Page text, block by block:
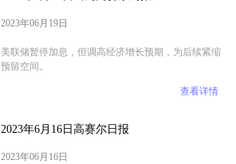
2023年06月19日
​​​​​​​美联储暂停加息，但调高经济增长预期，为后续紧缩
预留空间。
查看详情
2023年6月16日高赛尔日报
2023年06月16日